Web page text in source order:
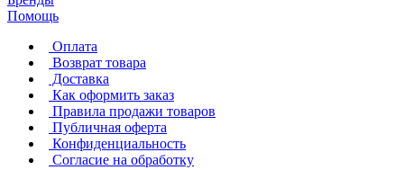
Помощь
Оплата
Возврат товара
Доставка
Как оформить заказ
Правила продажи товаров
Публичная оферта
Конфиденциальность
Согласие на обработку